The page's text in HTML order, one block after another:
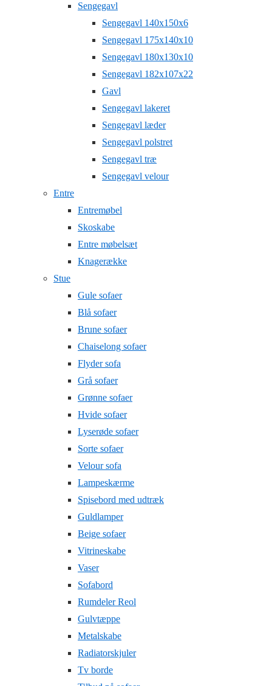
Sengegavl
Sengegavl 140x150x6
Sengegavl 175x140x10
Sengegavl 180x130x10
Sengegavl 182x107x22
Gavl
Sengegavl lakeret
Sengegavl læder
Sengegavl polstret
Sengegavl træ
Sengegavl velour
Entre
Entremøbel
Skoskabe
Entre møbelsæt
Knagerække
Stue
Gule sofaer
Blå sofaer
Brune sofaer
Chaiselong sofaer
Flyder sofa
Grå sofaer
Grønne sofaer
Hvide sofaer
Lyserøde sofaer
Sorte sofaer
Velour sofa
Lampeskærme
Spisebord med udtræk
Guldlamper
Beige sofaer
Vitrineskabe
Vaser
Sofabord
Rumdeler Reol
Gulvtæppe
Metalskabe
Radiatorskjuler
Tv borde